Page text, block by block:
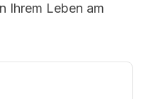
Ihrem Leben am